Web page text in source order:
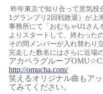
昨年東京で知り合って意気投
1グランプリ2回戦敗退）が上
事務所にて「おむちゃU1さん
よりスタートして、終わった
その間メンバーが入れ替わり
完走した数名にはさらに近場
アカペラグループ
http://omucha.com/
笑えるオリジナル曲もア
てみてください。